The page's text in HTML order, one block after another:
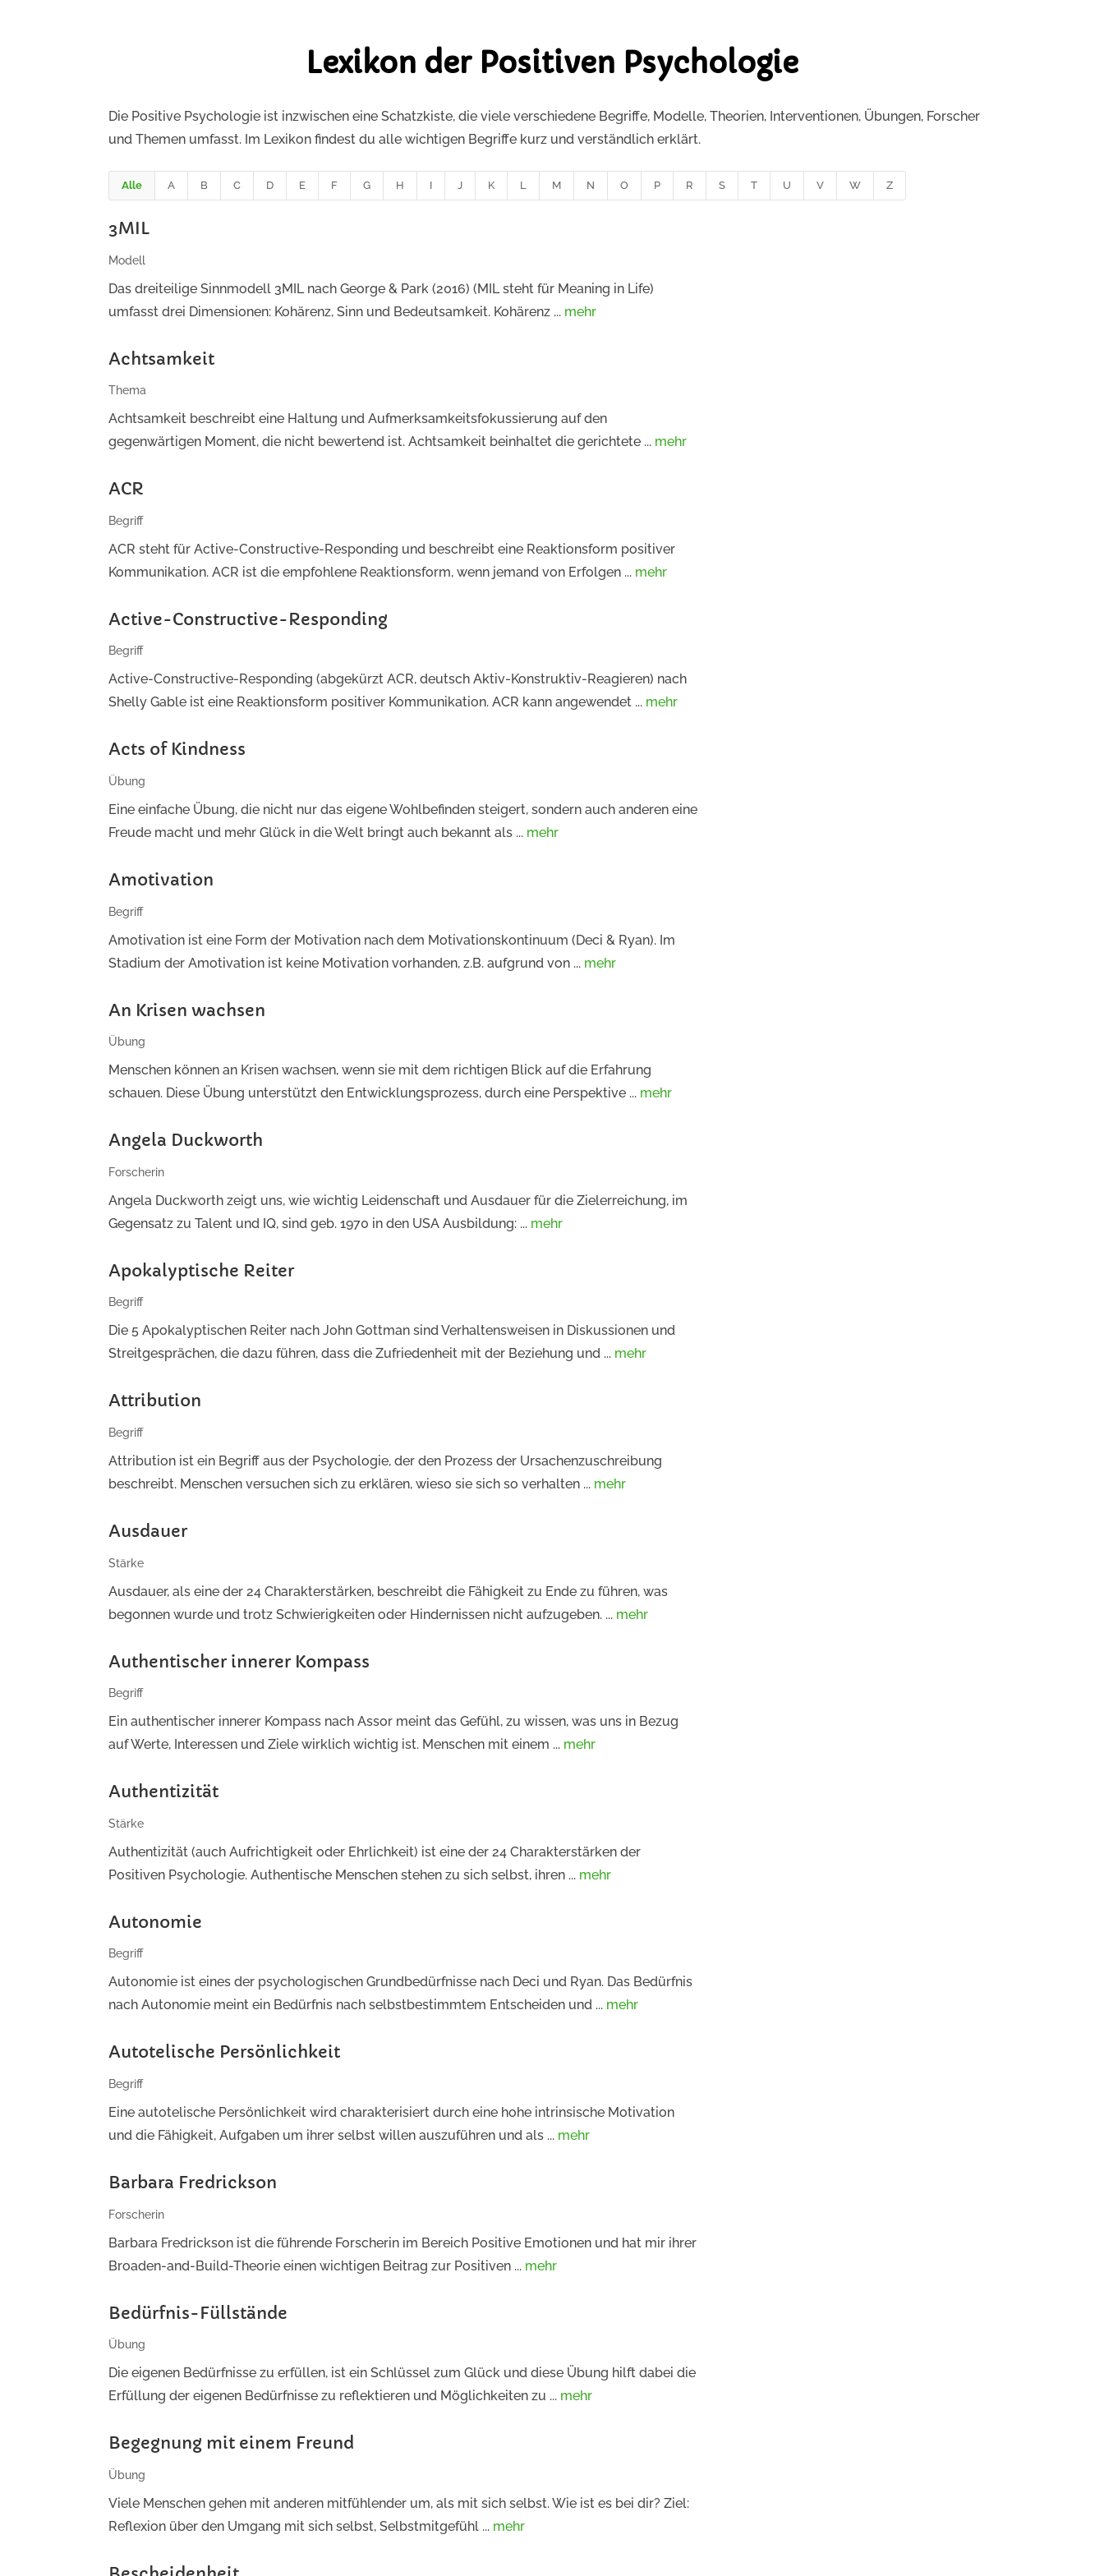
Lexikon der Positiven Psychologie
Die Positive Psychologie ist inzwischen eine Schatzkiste, die viele verschiedene Begriffe, Modelle, Theorien, Interventionen, Übungen, Forscher
und Themen umfasst. Im Lexikon findest du alle wichtigen Begriffe kurz und verständlich erklärt.
Alle A B C D E F G H I J K L M N O P R S T U V W Z
3MIL
Modell
Das dreiteilige Sinnmodell 3MIL nach George & Park (2016) (MIL steht für Meaning in Life)
umfasst drei Dimensionen: Kohärenz, Sinn und Bedeutsamkeit. Kohärenz ... mehr
Achtsamkeit
Thema
Achtsamkeit beschreibt eine Haltung und Aufmerksamkeitsfokussierung auf den
gegenwärtigen Moment, die nicht bewertend ist. Achtsamkeit beinhaltet die gerichtete ... mehr
ACR
Begriff
ACR steht für Active-Constructive-Responding und beschreibt eine Reaktionsform positiver
Kommunikation. ACR ist die empfohlene Reaktionsform, wenn jemand von Erfolgen ... mehr
Active-Constructive-Responding
Begriff
Active-Constructive-Responding (abgekürzt ACR, deutsch Aktiv-Konstruktiv-Reagieren) nach
Shelly Gable ist eine Reaktionsform positiver Kommunikation. ACR kann angewendet ... mehr
Acts of Kindness
Übung
Eine einfache Übung, die nicht nur das eigene Wohlbefinden steigert, sondern auch anderen eine
Freude macht und mehr Glück in die Welt bringt auch bekannt als ... mehr
Amotivation
Begriff
Amotivation ist eine Form der Motivation nach dem Motivationskontinuum (Deci & Ryan). Im
Stadium der Amotivation ist keine Motivation vorhanden, z.B. aufgrund von ... mehr
An Krisen wachsen
Übung
Menschen können an Krisen wachsen, wenn sie mit dem richtigen Blick auf die Erfahrung
schauen. Diese Übung unterstützt den Entwicklungsprozess, durch eine Perspektive ... mehr
Angela Duckworth
Forscherin
Angela Duckworth zeigt uns, wie wichtig Leidenschaft und Ausdauer für die Zielerreichung, im
Gegensatz zu Talent und IQ, sind geb. 1970 in den USA Ausbildung: ... mehr
Apokalyptische Reiter
Begriff
Die 5 Apokalyptischen Reiter nach John Gottman sind Verhaltensweisen in Diskussionen und
Streitgesprächen, die dazu führen, dass die Zufriedenheit mit der Beziehung und ... mehr
Attribution
Begriff
Attribution ist ein Begriff aus der Psychologie, der den Prozess der Ursachenzuschreibung
beschreibt. Menschen versuchen sich zu erklären, wieso sie sich so verhalten ... mehr
Ausdauer
Stärke
Ausdauer, als eine der 24 Charakterstärken, beschreibt die Fähigkeit zu Ende zu führen, was
begonnen wurde und trotz Schwierigkeiten oder Hindernissen nicht aufzugeben. ... mehr
Authentischer innerer Kompass
Begriff
Ein authentischer innerer Kompass nach Assor meint das Gefühl, zu wissen, was uns in Bezug
auf Werte, Interessen und Ziele wirklich wichtig ist. Menschen mit einem ... mehr
Authentizität
Stärke
Authentizität (auch Aufrichtigkeit oder Ehrlichkeit) ist eine der 24 Charakterstärken der
Positiven Psychologie. Authentische Menschen stehen zu sich selbst, ihren ... mehr
Autonomie
Begriff
Autonomie ist eines der psychologischen Grundbedürfnisse nach Deci und Ryan. Das Bedürfnis
nach Autonomie meint ein Bedürfnis nach selbstbestimmtem Entscheiden und ... mehr
Autotelische Persönlichkeit
Begriff
Eine autotelische Persönlichkeit wird charakterisiert durch eine hohe intrinsische Motivation
und die Fähigkeit, Aufgaben um ihrer selbst willen auszuführen und als ... mehr
Barbara Fredrickson
Forscherin
Barbara Fredrickson ist die führende Forscherin im Bereich Positive Emotionen und hat mir ihrer
Broaden-and-Build-Theorie einen wichtigen Beitrag zur Positiven ... mehr
Bedürfnis-Füllstände
Übung
Die eigenen Bedürfnisse zu erfüllen, ist ein Schlüssel zum Glück und diese Übung hilft dabei die
Erfüllung der eigenen Bedürfnisse zu reflektieren und Möglichkeiten zu ... mehr
Begegnung mit einem Freund
Übung
Viele Menschen gehen mit anderen mitfühlender um, als mit sich selbst. Wie ist es bei dir? Ziel:
Reflexion über den Umgang mit sich selbst, Selbstmitgefühl ... mehr